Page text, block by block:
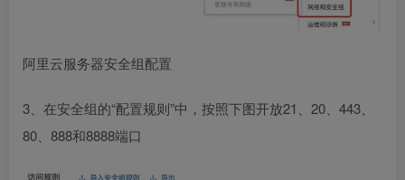
阿里云服务器安全组配置
3、在安全组的“配置规则”中，按照下图开放21、20、443、
80、888和8888端口